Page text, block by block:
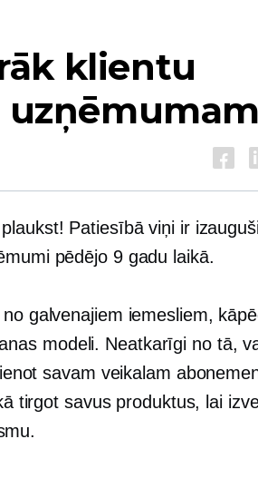
klientu
uzņēmumam
Patiesībā viņi ir
pēdējo 9 gadu laikā.
galvenajiem iemesliem,
modeli. Neatkarīgi no tā,
savam veikalam
tirgot savus produktus, lai